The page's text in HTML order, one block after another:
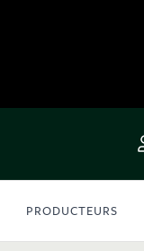
PRODUCTEURS